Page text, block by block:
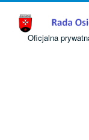
Oficjalna